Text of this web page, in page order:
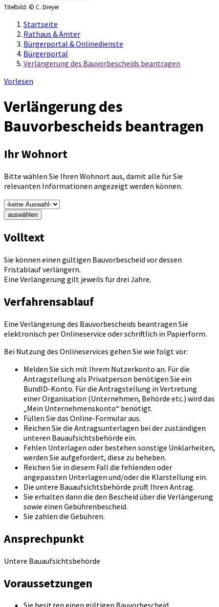
Titelbild: © C. Dreyer
Startseite
Rathaus & Ämter
Bürgerportal & Onlinedienste
Bürgerportal
Verlängerung des Bauvorbescheids beantragen
Vorlesen
Verlängerung des
Bauvorbescheids beantragen
Ihr Wohnort
Bitte wählen Sie Ihren Wohnort aus, damit alle für Sie
relevanten Informationen angezeigt werden können.
auswählen
Volltext
Sie können einen gültigen Bauvorbescheid vor dessen
Fristablauf verlängern.
Eine Verlängerung gilt jeweils für drei Jahre.
Verfahrensablauf
Eine Verlängerung des Bauvorbescheids beantragen Sie
elektronisch per Onlineservice oder schriftlich in Papierform.
Bei Nutzung des Onlineservices gehen Sie wie folgt vor:
Melden Sie sich mit Ihrem Nutzerkonto an. Für die
Antragstellung als Privatperson benötigen Sie ein
BundID-Konto. Für die Antragstellung in Vertretung
einer Organisation (Unternehmen, Behörde etc.) wird das
„Mein Unternehmenskonto“ benötigt.
Füllen Sie das Online-Formular aus.
Reichen Sie die Antragsunterlagen bei der zuständigen
unteren Bauaufsichtsbehörde ein.
Fehlen Unterlagen oder bestehen sonstige Unklarheiten,
werden Sie aufgefordert, diese zu beheben.
Reichen Sie in diesem Fall die fehlenden oder
angepassten Unterlagen und/oder die Klarstellung ein.
Die untere Bauaufsichtsbehörde prüft Ihren Antrag.
Sie erhalten dann die den Bescheid über die Verlängerung
sowie einen Gebührenbescheid.
Sie zahlen die Gebühren.
Ansprechpunkt
Untere Bauaufsichtsbehörde
Voraussetzungen